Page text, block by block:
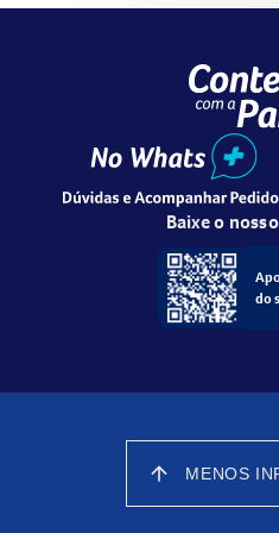
Baixe o
do
arrow_upward MENOS